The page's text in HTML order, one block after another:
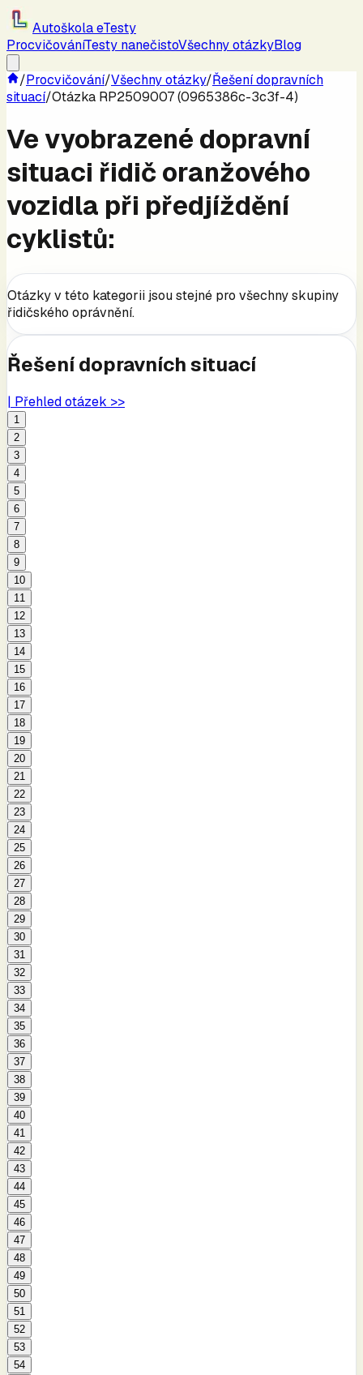
Autoškola eTesty
ProcvičováníTesty nanečistoVšechny otázkyBlog
/Procvičování/Všechny otázky/Řešení dopravních
situací/Otázka RP2509007 (0965386c-3c3f-4)
Ve vyobrazené dopravní
situaci řidič oranžového
vozidla při předjíždění
cyklistů:
Otázky v této kategorii jsou stejné pro všechny skupiny
řidičského oprávnění.
Řešení dopravních situací
| Přehled otázek >>
1
2
3
4
5
6
7
8
9
10
11
12
13
14
15
16
17
18
19
20
21
22
23
24
25
26
27
28
29
30
31
32
33
34
35
36
37
38
39
40
41
42
43
44
45
46
47
48
49
50
51
52
53
54